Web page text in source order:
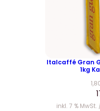
Italcaffé Gran
1kg
inkl. 7 % MwSt.